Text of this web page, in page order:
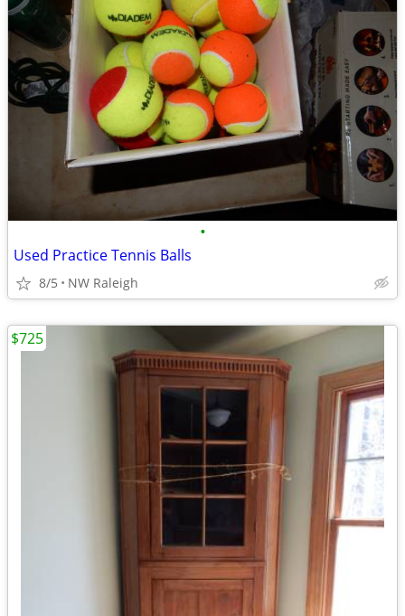
•
Used Practice Tennis Balls
8/5 NW Raleigh
$725